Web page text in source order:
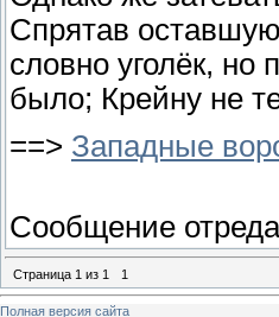
Спрятав
словно уголёк, но
было; Крейну не
==> Западные
Сообщение
Страница 1 из 1 1
Полная версия сайта